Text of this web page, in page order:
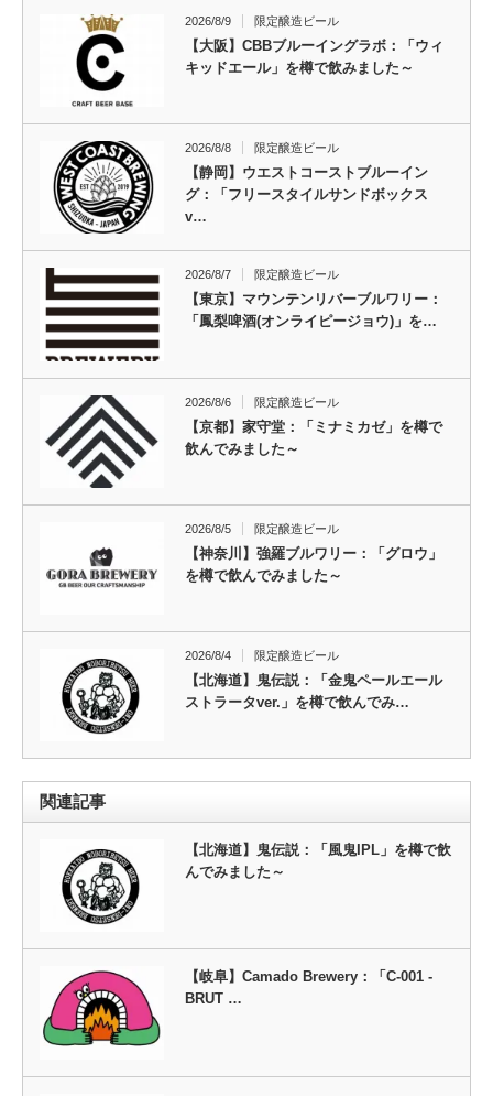
2026/8/9 限定醸造ビール
【大阪】CBBブルーイングラボ：「ウィ
キッドエール」を樽で飲みました～
2026/8/8 限定醸造ビール
【静岡】ウエストコーストブルーイン
グ：「フリースタイルサンドボックス
v…
2026/8/7 限定醸造ビール
【東京】マウンテンリバーブルワリー：
「鳳梨啤酒(オンライピージョウ)」を…
2026/8/6 限定醸造ビール
【京都】家守堂：「ミナミカゼ」を樽で
飲んでみました～
2026/8/5 限定醸造ビール
【神奈川】強羅ブルワリー：「グロウ」
を樽で飲んでみました～
2026/8/4 限定醸造ビール
【北海道】鬼伝説：「金鬼ペールエール
ストラータver.」を樽で飲んでみ…
関連記事
【北海道】鬼伝説：「風鬼IPL」を樽で飲
んでみました～
【岐阜】Camado Brewery：「C-001 -
BRUT …